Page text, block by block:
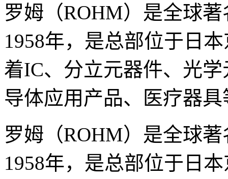
罗姆（ROHM）是全球
1958年，是总部位于日
着IC、分立元器件、光
导体应用产品、医疗器
罗姆（ROHM）是全球
1958年，是总部位于日